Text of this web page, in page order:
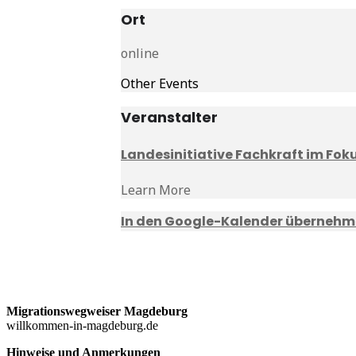
Ort
online
Other Events
Veranstalter
Landesinitiative Fachkraft im
Learn More
In den Google-Kalender
Migrationswegweiser Magdeburg
willkommen-in-magdeburg.de
Hinweise und Anmerkungen